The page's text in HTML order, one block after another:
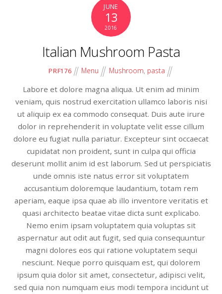
JUNE
13
2016
Italian Mushroom Pasta
PRF176 Menu Mushroom, pasta
Labore et dolore magna aliqua. Ut enim ad minim
veniam, quis nostrud exercitation ullamco laboris nisi
ut aliquip ex ea commodo consequat. Duis aute irure
dolor in reprehenderit in voluptate velit esse cillum
dolore eu fugiat nulla pariatur. Excepteur sint occaecat
cupidatat non proident, sunt in culpa qui officia
deserunt mollit anim id est laborum. Sed ut perspiciatis
unde omnis iste natus error sit voluptatem
accusantium doloremque laudantium, totam rem
aperiam, eaque ipsa quae ab illo inventore veritatis et
quasi architecto beatae vitae dicta sunt explicabo.
Nemo enim ipsam voluptatem quia voluptas sit
aspernatur aut odit aut fugit, sed quia consequuntur
magni dolores eos qui ratione voluptatem sequi
nesciunt. Neque porro quisquam est, qui dolorem
ipsum quia dolor sit amet, consectetur, adipisci velit,
sed quia non numquam eius modi tempora incidunt ut